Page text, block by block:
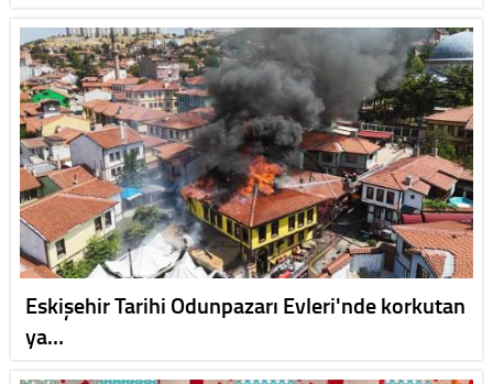
Eskişehir Tarihi Odunpazarı Evleri'nde korkutan
ya…